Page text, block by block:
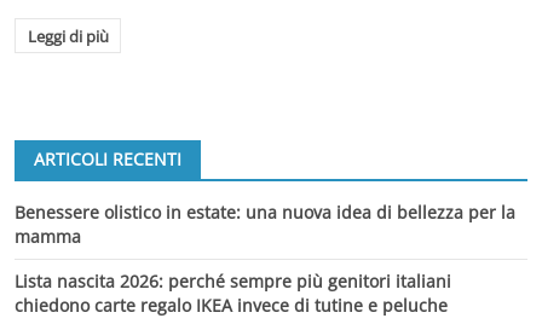
Leggi di più
ARTICOLI RECENTI
Benessere olistico in estate: una nuova idea di bellezza per la
mamma
Lista nascita 2026: perché sempre più genitori italiani
chiedono carte regalo IKEA invece di tutine e peluche